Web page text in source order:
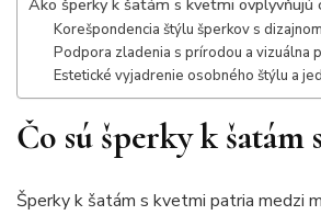
Korešpondencia štýlu šperkov s
Podpora zladenia s prírodou a vizuálna
Estetické vyjadrenie osobného štýlu a
Čo sú šperky k šatám
Šperky k šatám s kvetmi patria medzi